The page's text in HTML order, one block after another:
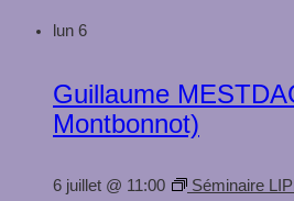
lun 6
Guillaume
Montbonnot)
6 juillet @ 11:00
Séminaire